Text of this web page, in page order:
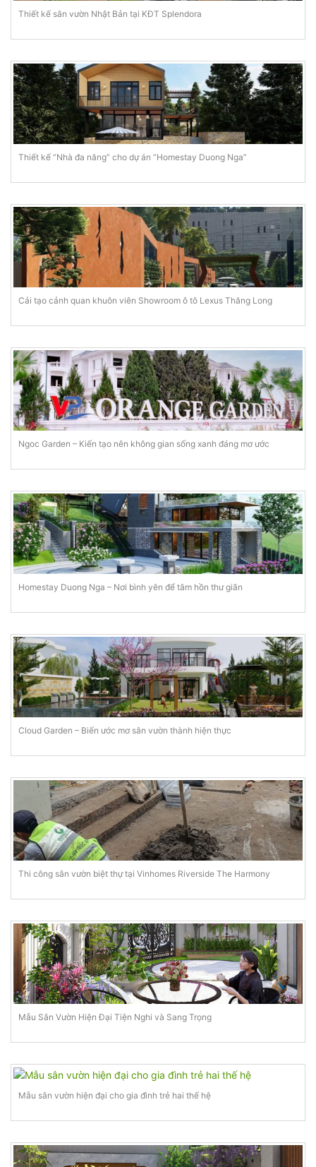
Thiết kế sân vườn Nhật Bản tại KĐT Splendora
Thiết kế “Nhà đa năng” cho dự án “Homestay Duong Nga”
Cải tạo cảnh quan khuôn viên Showroom ô tô Lexus Thăng Long
Ngoc Garden – Kiến tạo nên không gian sống xanh đáng mơ ước
Homestay Duong Nga – Nơi bình yên để tâm hồn thư giãn
Cloud Garden – Biến ước mơ sân vườn thành hiện thực
Thi công sân vườn biệt thự tại Vinhomes Riverside The Harmony
Mẫu Sân Vườn Hiện Đại Tiện Nghi và Sang Trọng
Mẫu sân vườn hiện đại cho gia đình trẻ hai thế hệ